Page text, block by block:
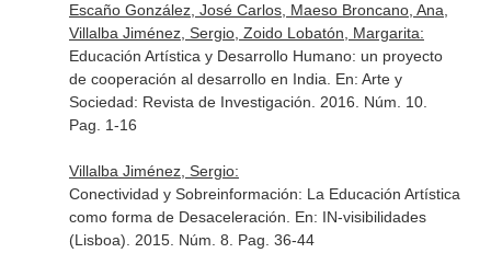
Escaño González, José Carlos, Maeso Broncano, Ana,
Villalba Jiménez, Sergio, Zoido Lobatón, Margarita:
Educación Artística y Desarrollo Humano: un proyecto
de cooperación al desarrollo en India. En: Arte y
Sociedad: Revista de Investigación . 2016. Núm. 10.
Pag. 1-16
Villalba Jiménez, Sergio:
Conectividad y Sobreinformación: La Educación Artística
como forma de Desaceleración. En: IN-visibilidades
(Lisboa) . 2015. Núm. 8. Pag. 36-44